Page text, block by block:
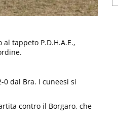
tappeto P.D.H.A.E.,
0 dal Bra. I cuneesi si
contro il Borgaro, che